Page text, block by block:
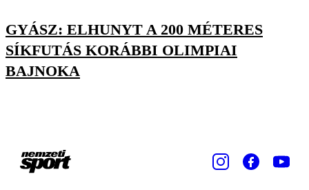
GYÁSZ: ELHUNYT A 200 MÉTERES
SÍKFUTÁS KORÁBBI OLIMPIAI
BAJNOKA